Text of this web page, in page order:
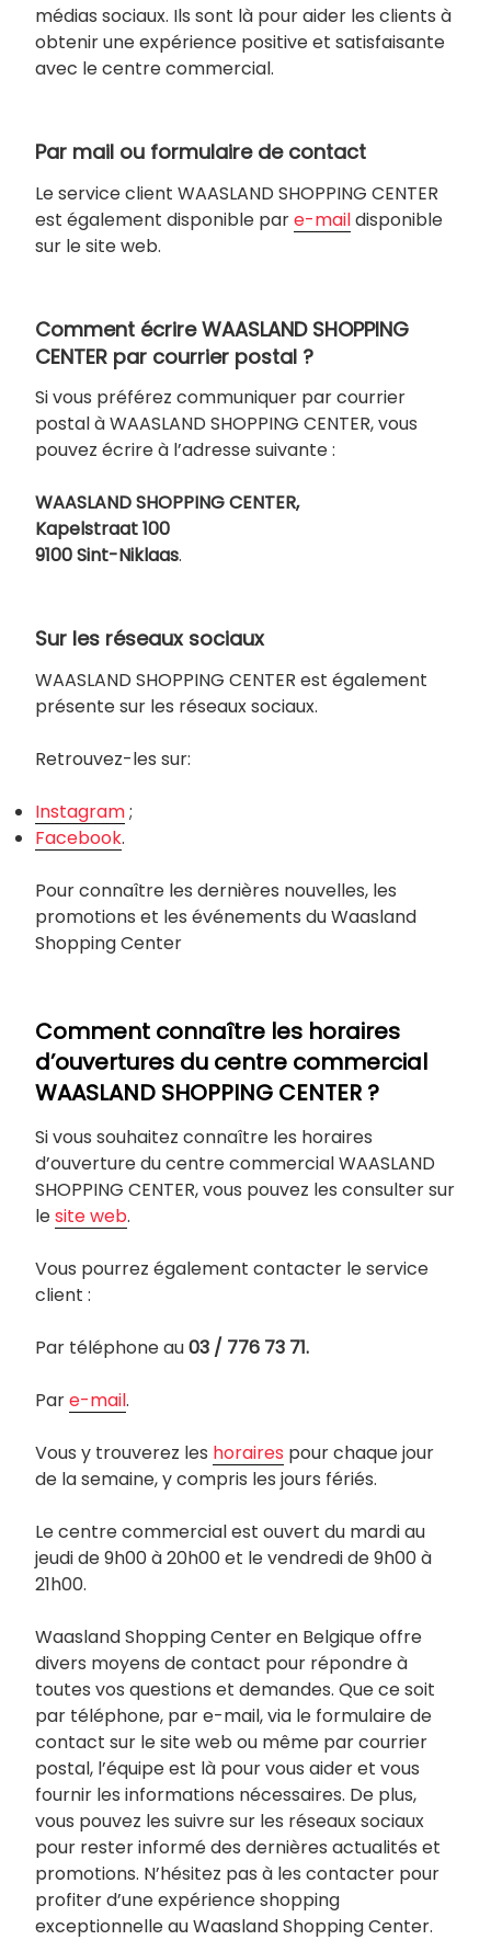
médias sociaux. Ils sont là pour aider les clients à
obtenir une expérience positive et satisfaisante
avec le centre commercial.
Par mail ou formulaire de contact
Le service client WAASLAND SHOPPING CENTER
est également disponible pare-maildisponible
sur le site web.
Comment écrire WAASLAND SHOPPING
CENTER par courrier postal ?
Si vous préférez communiquer par courrier
postal à WAASLAND SHOPPING CENTER, vous
pouvez écrire à l’adresse suivante :
WAASLAND SHOPPING CENTER,
Kapelstraat 100
9100 Sint-Niklaas.
Sur les réseaux sociaux
WAASLAND SHOPPING CENTER est également
présente sur les réseaux sociaux.
Retrouvez-les sur:
Instagram;
Facebook.
Pour connaître les dernières nouvelles, les
promotions et les événements du Waasland
Shopping Center
Comment connaître les horaires
d’ouvertures du centre commercial
WAASLAND SHOPPING CENTER ?
Si vous souhaitez connaître les horaires
d’ouverture du centre commercial WAASLAND
SHOPPING CENTER, vous pouvez les consulter sur
lesite web.
Vous pourrez également contacter le service
client :
Par téléphone au03 / 776 73 71.
Pare-mail.
Vous y trouverez les horaires pour chaque jour
de la semaine, y compris les jours fériés.
Le centre commercial est ouvert du mardi au
jeudi de 9h00 à 20h00 et le vendredi de 9h00 à
21h00.
Waasland Shopping Center en Belgique offre
divers moyens de contact pour répondre à
toutes vos questions et demandes. Que ce soit
par téléphone, par e-mail, via le formulaire de
contact sur le site web ou même par courrier
postal, l’équipe est là pour vous aider et vous
fournir les informations nécessaires. De plus,
vous pouvez les suivre sur les réseaux sociaux
pour rester informé des dernières actualités et
promotions. N’hésitez pas à les contacter pour
profiter d’une expérience shopping
exceptionnelle au Waasland Shopping Center.